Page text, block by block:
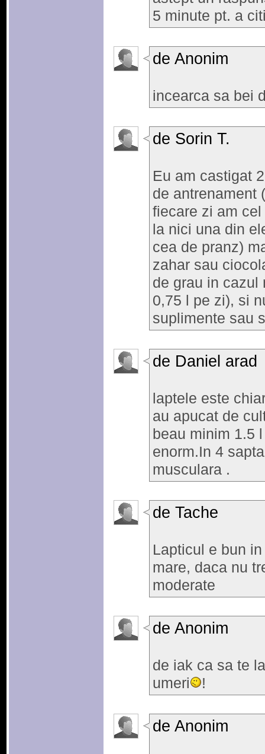
5 minute pt. a
de Anonim
incearca sa bei
de Sorin T.
Eu am castigat
de antrenament
fiecare zi am
la nici una din
cea de pranz)
zahar sau
de grau in cazul
0,75 l pe zi), si
suplimente sau
de Daniel arad
laptele este
au apucat de
beau minim 1.5
enorm.In 4
musculara .
de Tache
Lapticul e bun
mare, daca nu
moderate
de Anonim
de iak ca sa te
umeri
!
de Anonim